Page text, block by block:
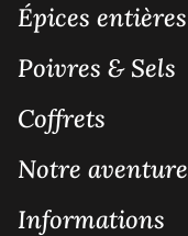
Épices entières
Poivres & Sels
Coffrets
Notre aventure
Informations